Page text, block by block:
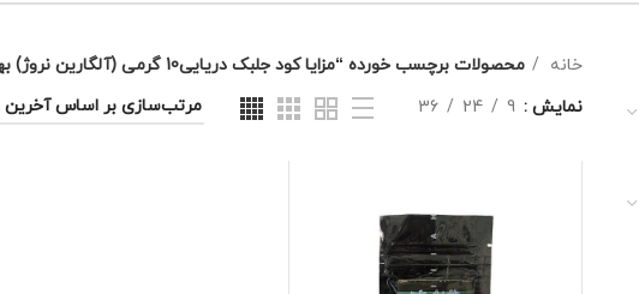
خانه
محصولات برچسب خورده “مزایا کود جلبک دریایی10 گرمی (آلگارین نروژ) بهکود”
نمایش
9
24
36